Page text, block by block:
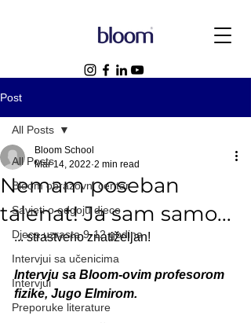
Post
All Posts
Bloom obrazovni centar
Savjeti o odgoju djece
Djeca uzrasta 9-12 godina
Intervjui sa učenicima
Intervjui
Preporuke literature
All Posts
Nemam poseban
talenat! Ja sam samo...
Bloom School
Mar 14, 2022 2 min read
... strastveno znatiželjan!
Intervju sa Bloom-ovim profesorom
fizike, Jugo Elmirom.